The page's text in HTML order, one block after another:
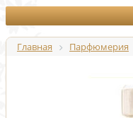
Главная Парфюмерия